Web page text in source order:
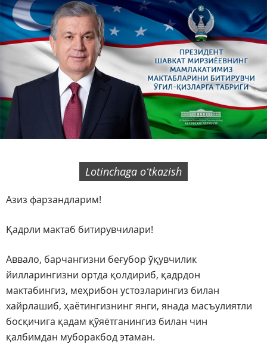
Lotinchaga oʻtkazish
Азиз фарзандларим!
Қадрли мактаб битирувчилари!
Аввало, барчангизни беғубор ўқувчилик
йилларингизни ортда қолдириб, қадрдон
мактабингиз, меҳрибон устозларингиз билан
хайрлашиб, ҳаётингизнинг янги, янада масъулиятли
босқичига қадам қўяётганингиз билан чин
қалбимдан муборакбод этаман.